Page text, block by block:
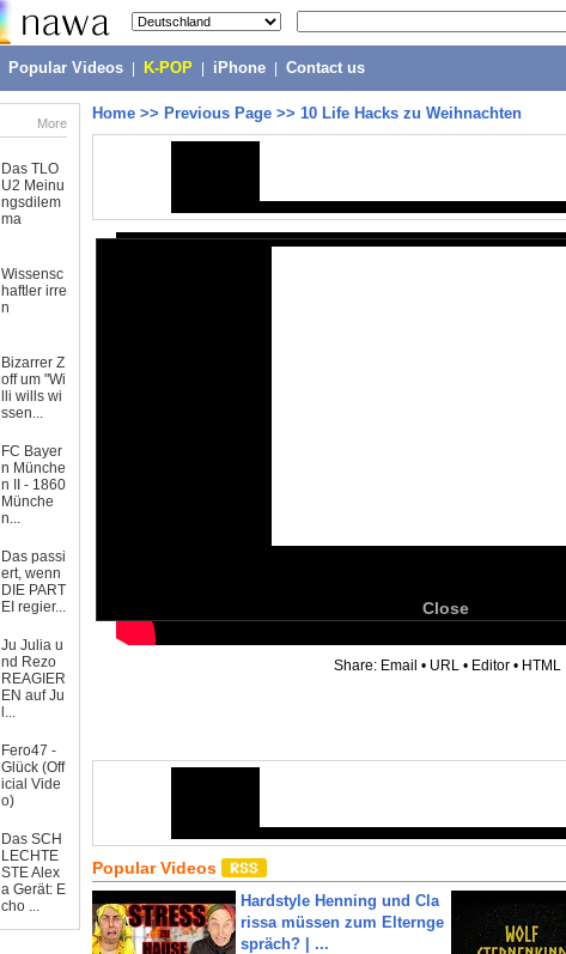
Popular Videos K-POP iPhone Contact us
More
Das TLO
U2 Meinu
ngsdilem
ma
Wissensc
haftler irre
n
Bizarrer Z
off um "Wi
lli wills wi
ssen...
FC Bayer
n Münche
n II - 1860
Münche
n...
Das passi
ert, wenn
DIE PART
EI regier...
Ju Julia u
nd Rezo
REAGIER
EN auf Ju
l...
Fero47 -
Glück (Off
icial Vide
o)
Das SCH
LECHTE
STE Alex
a Gerät: E
cho ...
Home >> Previous Page >> 10 Life Hacks zu Weihnachten
Close
Share: Email • URL • Editor • HTML
Popular Videos
Hardstyle Henning und Cla
rissa müssen zum Elternge
spräch? | ...